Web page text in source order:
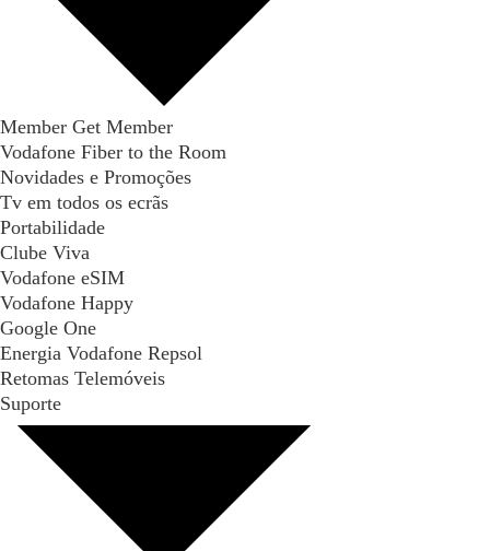
Member Get Member
Vodafone Fiber to the Room
Novidades e Promoções
Tv em todos os ecrãs
Portabilidade
Clube Viva
Vodafone eSIM
Vodafone Happy
Google One
Energia Vodafone Repsol
Retomas Telemóveis
Suporte